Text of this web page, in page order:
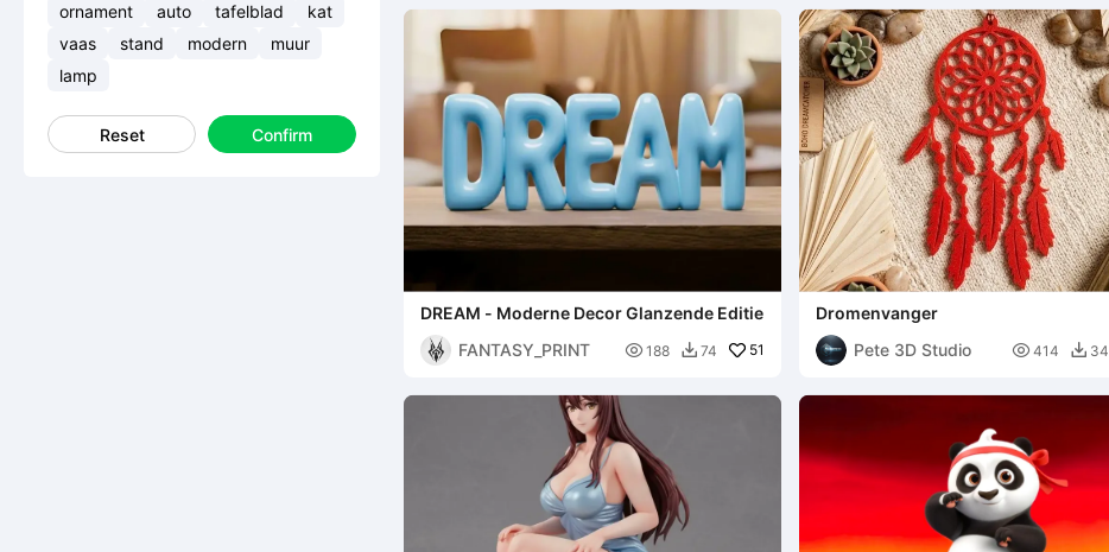
ornament
auto tafelblad
kat
vaas
stand modern
muur
lamp
Reset Confirm
DREAM - Moderne Decor Glanzende Editie
FANTASY_PRINT
 188  74 51
Dromenvanger
Pete 3D Studio
 414  34